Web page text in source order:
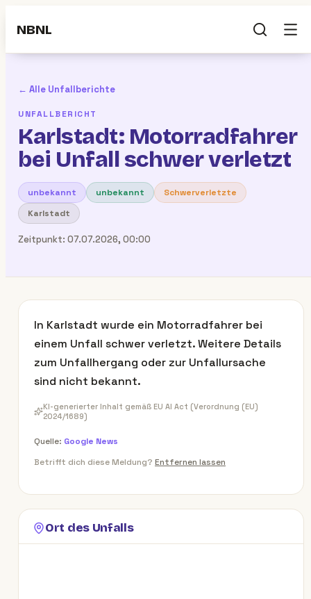
NBNL
← Alle Unfallberichte
UNFALLBERICHT
Karlstadt: Motorradfahrer
bei Unfall schwer verletzt
unbekannt unbekannt
Schwerverletzte
Karlstadt
Zeitpunkt: 07.07.2026, 00:00
In Karlstadt wurde ein Motorradfahrer bei
einem Unfall schwer verletzt. Weitere Details
zum Unfallhergang oder zur Unfallursache
sind nicht bekannt.
KI-generierter Inhalt gemäß EU AI Act (Verordnung (EU)
2024/1689)
Quelle: Google News
Betrifft dich diese Meldung? Entfernen lassen
Ort des Unfalls